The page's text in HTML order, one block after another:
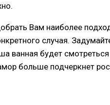
Вам наиболее
случая.
ванная будет
больше подчеркнет